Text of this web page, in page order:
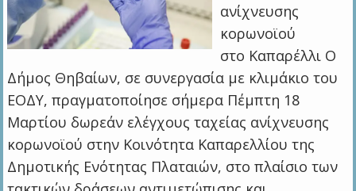
ανίχνευσης
κορωνοϊού
στo Kαπαρέλλι Ο
Δήμος Θηβαίων, σε συνεργασία με κλιμάκιο του
ΕΟΔΥ, πραγματοποίησε σήμερα Πέμπτη 18
Μαρτίου δωρεάν ελέγχους ταχείας ανίχνευσης
κορωνοϊού στην Κοινότητα Καπαρελλίου της
Δημοτικής Ενότητας Πλαταιών, στο πλαίσιο των